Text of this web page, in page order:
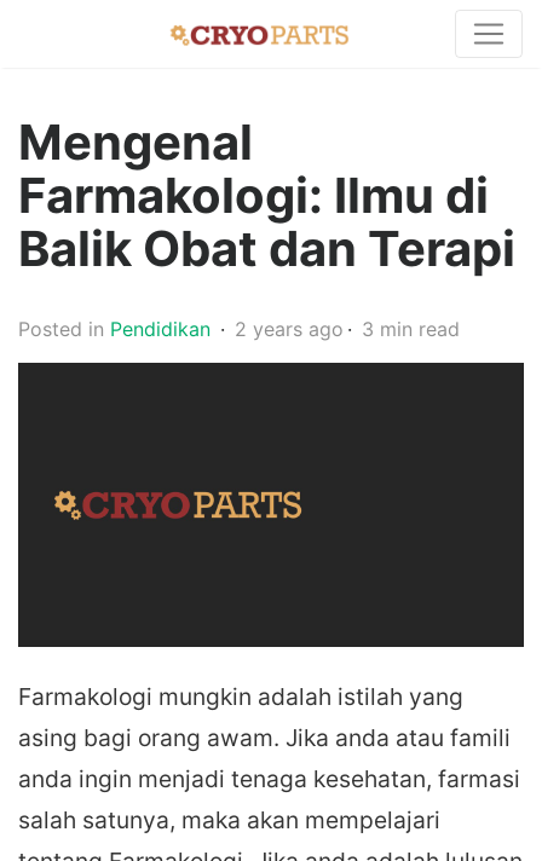
Mengenal
Farmakologi: Ilmu di
Balik Obat dan Terapi
Posted in Pendidikan 2 years ago 3 min read
Farmakologi mungkin adalah istilah yang
asing bagi orang awam. Jika anda atau famili
anda ingin menjadi tenaga kesehatan, farmasi
salah satunya, maka akan mempelajari